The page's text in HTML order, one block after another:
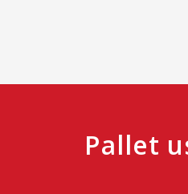
Pallet